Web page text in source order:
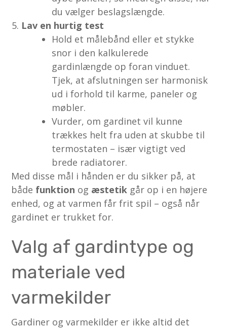
du vælger beslagslængde.
Lav en hurtig test
Hold et målebånd eller et stykke
snor i den kalkulerede
gardinlængde op foran vinduet.
Tjek, at afslutningen ser harmonisk
ud i forhold til karme, paneler og
møbler.
Vurder, om gardinet vil kunne
trækkes helt fra uden at skubbe til
termostaten – især vigtigt ved
brede radiatorer.
Med disse mål i hånden er du sikker på, at
både funktion og æstetik går op i en højere
enhed, og at varmen får frit spil – også når
gardinet er trukket for.
Valg af gardintype og
materiale ved
varmekilder
Gardiner og varmekilder er ikke altid det